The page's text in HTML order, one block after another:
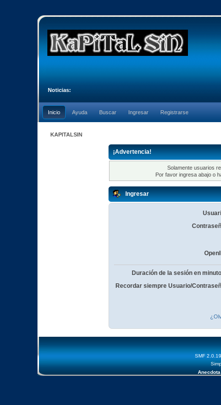
Noticias:
Inicio Ayuda Buscar Ingresar Registrarse
KAPITALSIN
¡Advertencia!
Solamente usuarios
Por favor ingresa abajo o
Ingresar
Duración de la sesión en
Recordar siempre Usuario/
SMF 2.0.19
Anecdota